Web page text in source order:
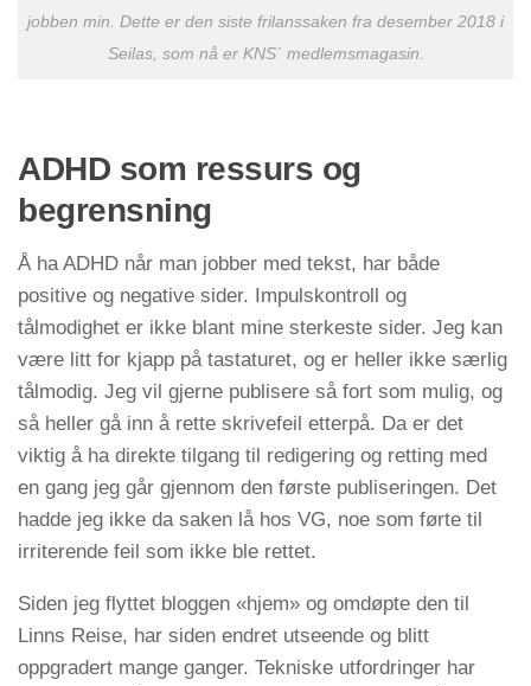
jobben min. Dette er den siste frilanssaken fra desember 2018 i
Seilas, som nå er KNS´ medlemsmagasin.
ADHD som ressurs og
begrensning
Å ha ADHD når man jobber med tekst, har både
positive og negative sider. Impulskontroll og
tålmodighet er ikke blant mine sterkeste sider. Jeg kan
være litt for kjapp på tastaturet, og er heller ikke særlig
tålmodig. Jeg vil gjerne publisere så fort som mulig, og
så heller gå inn å rette skrivefeil etterpå. Da er det
viktig å ha direkte tilgang til redigering og retting med
en gang jeg går gjennom den første publiseringen. Det
hadde jeg ikke da saken lå hos VG, noe som førte til
irriterende feil som ikke ble rettet.
Siden jeg flyttet bloggen «hjem» og omdøpte den til
Linns Reise, har siden endret utseende og blitt
oppgradert mange ganger. Tekniske utfordringer har